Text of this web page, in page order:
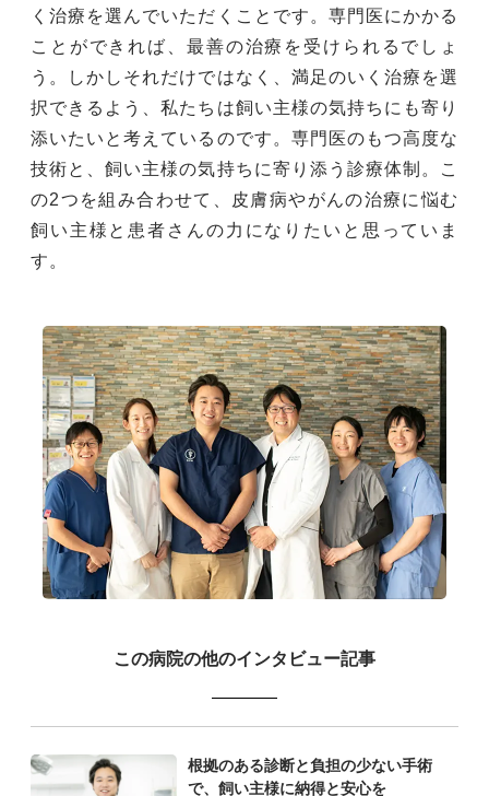
く治療を選んでいただくことです。専門医にかかる
ことができれば、最善の治療を受けられるでしょ
う。しかしそれだけではなく、満足のいく治療を選
択できるよう、私たちは飼い主様の気持ちにも寄り
添いたいと考えているのです。専門医のもつ高度な
技術と、飼い主様の気持ちに寄り添う診療体制。こ
の2つを組み合わせて、皮膚病やがんの治療に悩む
飼い主様と患者さんの力になりたいと思っていま
す。
この病院の他のインタビュー記事
根拠のある診断と負担の少ない手術
で、飼い主様に納得と安心を